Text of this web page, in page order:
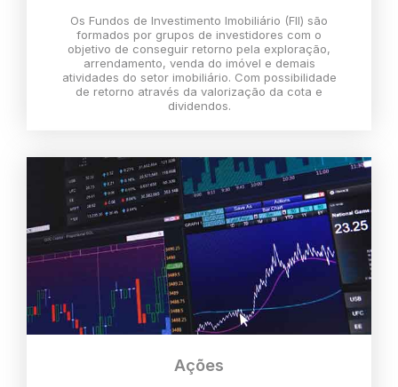
Os Fundos de Investimento Imobiliário (FII) são
formados por grupos de investidores com o
objetivo de conseguir retorno pela exploração,
arrendamento, venda do imóvel e demais
atividades do setor imobiliário. Com possibilidade
de retorno através da valorização da cota e
dividendos.
Ações